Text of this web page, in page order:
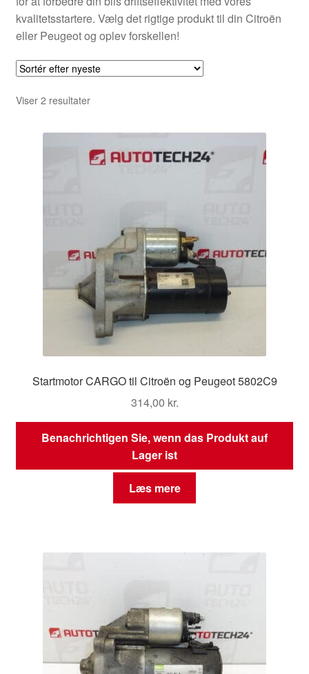
kvalitetsstartere. Vælg det rigtige produkt til din Citroën
eller Peugeot og oplev forskellen!
Viser 2 resultaterSorteret
seneste
Startmotor CARGO til Citroën og Peugeot 5802C9
314,00 kr.
Benachrichtigen Sie, wenn das Produkt auf
Lager ist
Læs mere